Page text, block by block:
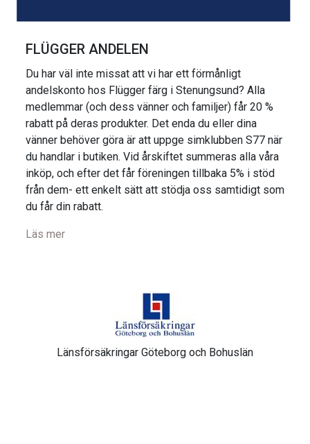
FLÜGGER ANDELEN
Du har väl inte missat att vi har ett förmånligt
andelskonto hos Flügger färg i Stenungsund? Alla
medlemmar (och dess vänner och familjer) får 20 %
rabatt på deras produkter. Det enda du eller dina
vänner behöver göra är att uppge simklubben S77 när
du handlar i butiken. Vid årskiftet summeras alla våra
inköp, och efter det får föreningen tillbaka 5% i stöd
från dem- ett enkelt sätt att stödja oss samtidigt som
du får din rabatt.
Läs mer
Länsförsäkringar Göteborg och Bohuslän